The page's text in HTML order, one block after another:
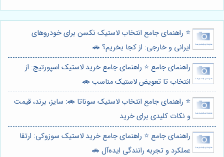
⭐️ راهنمای جامع انتخاب لاستیک نکسن برای خودروهای
ایرانی و خارجی: از کجا بخریم؟ 🚗
راهنمای جامع ⭐️ راهنمای جامع خرید لاستیک اسپورتیج: از
انتخاب تا تعویض لاستیک مناسب 🚗
⭐️ راهنمای جامع انتخاب لاستیک سوناتا 🚗: سایز، برند، قیمت
و نکات کلیدی برای خرید
راهنمای جامع ⭐️ راهنمای جامع خرید لاستیک سوزوکی: ارتقا
عملکرد و تجربه رانندگی ایده‌آل 🚗